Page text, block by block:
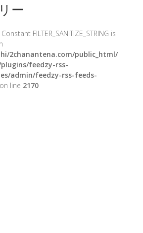
ー
Constant FILTER_SANITIZE_STRING is
2chanantena.com/public_html/
feedzy-rss-
admin/feedzy-rss-feeds-
on line 2170